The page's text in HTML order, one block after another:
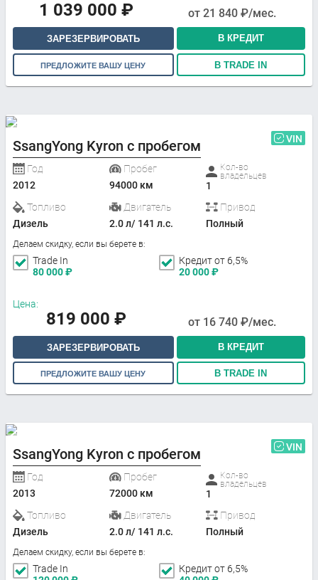
1 039 000 ₽ от 21 840 ₽/мес.
ЗАРЕЗЕРВИРОВАТЬ В КРЕДИТ
ПРЕДЛОЖИТЕ ВАШУ ЦЕНУ В TRADE IN
SsangYong Kyron с пробегом VIN
Год
2012
Пробег
94000 км
Кол-во
владельцев
1
Топливо
Дизель
Двигатель
2.0 л/ 141 л.с.
Привод
Полный
Делаем скидку, если вы берете в:
Trade In
80 000₽
Кредит от 6,5%
20 000₽
Цена:
819 000 ₽ от 16 740 ₽/мес.
ЗАРЕЗЕРВИРОВАТЬ В КРЕДИТ
ПРЕДЛОЖИТЕ ВАШУ ЦЕНУ В TRADE IN
SsangYong Kyron с пробегом VIN
Год
2013
Пробег
72000 км
Кол-во
владельцев
1
Топливо
Дизель
Двигатель
2.0 л/ 141 л.с.
Привод
Полный
Делаем скидку, если вы берете в:
Trade In
Кредит от 6,5%